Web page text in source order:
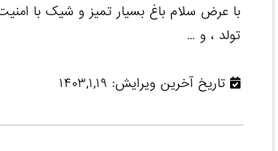
با عرض سلام باغ بسیار تمیز و شیک با
تولد ، و …
تاریخ آخرین ویرایش: ۱۴۰۳,۱,۱۹